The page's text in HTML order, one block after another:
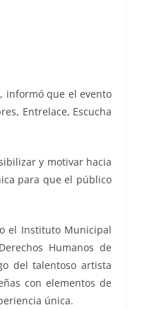
informó que el evento
Entrelace, Escucha
y motivar hacia
para que el público
el Instituto Municipal
Humanos de
del talentoso artista
con elementos de
única.